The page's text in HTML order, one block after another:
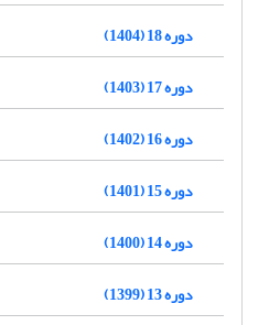
دوره 18 (1404)
دوره 17 (1403)
دوره 16 (1402)
دوره 15 (1401)
دوره 14 (1400)
دوره 13 (1399)